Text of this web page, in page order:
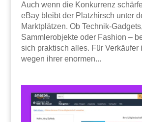
Auch wenn die Konkurrenz
eBay bleibt der Platzhirsch unter
Marktplätzen. Ob Technik-
Sammlerobjekte oder Fashion –
sich praktisch alles. Für Verkäufer
wegen ihrer enormen...